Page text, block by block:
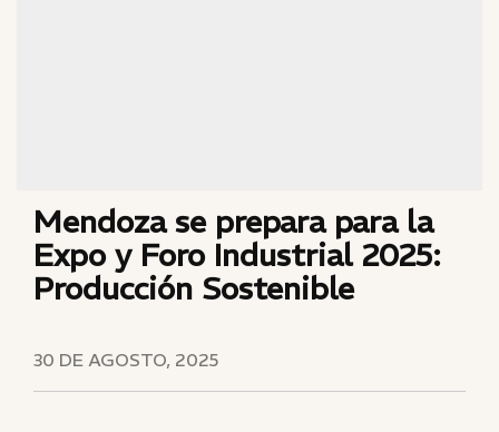
Mendoza se prepara para la
Expo y Foro Industrial 2025:
Producción Sostenible
30 DE AGOSTO, 2025